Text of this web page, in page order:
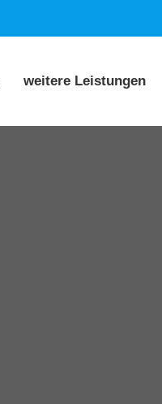
weitere Leistungen